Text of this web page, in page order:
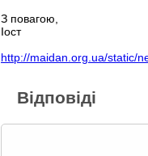
З повагою,
Іост
http://maidan.org.ua/static/
Відповіді